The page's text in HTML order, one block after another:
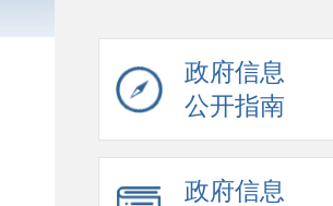
政府信息
公开指南
政府信息